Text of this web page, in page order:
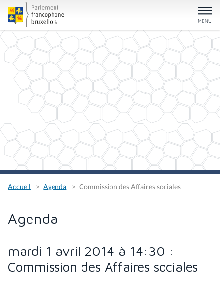
Accueil Agenda Commission des Affaires sociales
Agenda
mardi 1 avril 2014 à 14:30 :
Commission des Affaires sociales